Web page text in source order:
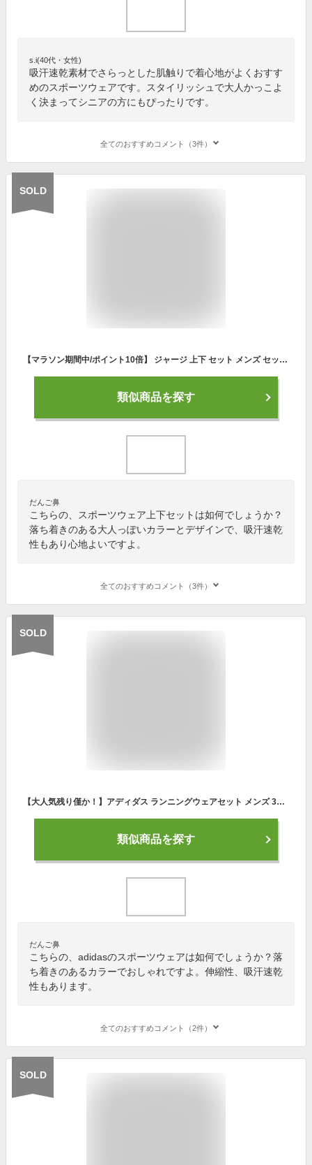
s.i(40代・女性)
吸汗速乾素材でさらっとした肌触りで着心地がよくおすす
めのスポーツウェアです。スタイリッシュで大人かっこよ
く決まってシニアの方にもぴったりです。
全てのおすすめコメント（3件）
SOLD
【マラソン期間中/ポイント10倍】 ジャージ 上下 セット メンズ セットアップ (2177A04)【 吸汗速乾 ストレッチ 】 スポーツウェア ランニングウェア トレーニングウェア 上下組 上下セット 長袖 パーカー ジャージパンツ レディース 男女兼用 春 夏
類似商品を探す
だんご鼻
こちらの、スポーツウェア上下セットは如何でしょうか？
落ち着きのある大人っぽいカラーとデザインで、吸汗速乾
性もあり心地よいですよ。
全てのおすすめコメント（3件）
SOLD
【大人気残り僅か！】アディダス ランニングウェアセット メンズ 3点 上下セット半袖 パンツ ソックス 初心者 コーデ スポーツ ジョギング ウォーキング ランニング ジム トレーニング マラソン 春 夏 秋 冬 プレゼント 男性 おしゃれ 吸汗速乾 送料無料 あす楽 福袋 2023
類似商品を探す
だんご鼻
こちらの、adidasのスポーツウェアは如何でしょうか？落
ち着きのあるカラーでおしゃれですよ。伸縮性、吸汗速乾
性もあります。
全てのおすすめコメント（2件）
SOLD